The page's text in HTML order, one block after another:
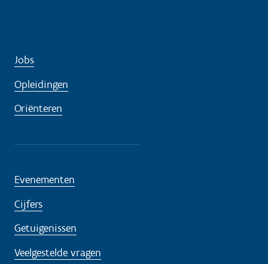
Jobs
Opleidingen
Oriënteren
Evenementen
Cijfers
Getuigenissen
Veelgestelde vragen